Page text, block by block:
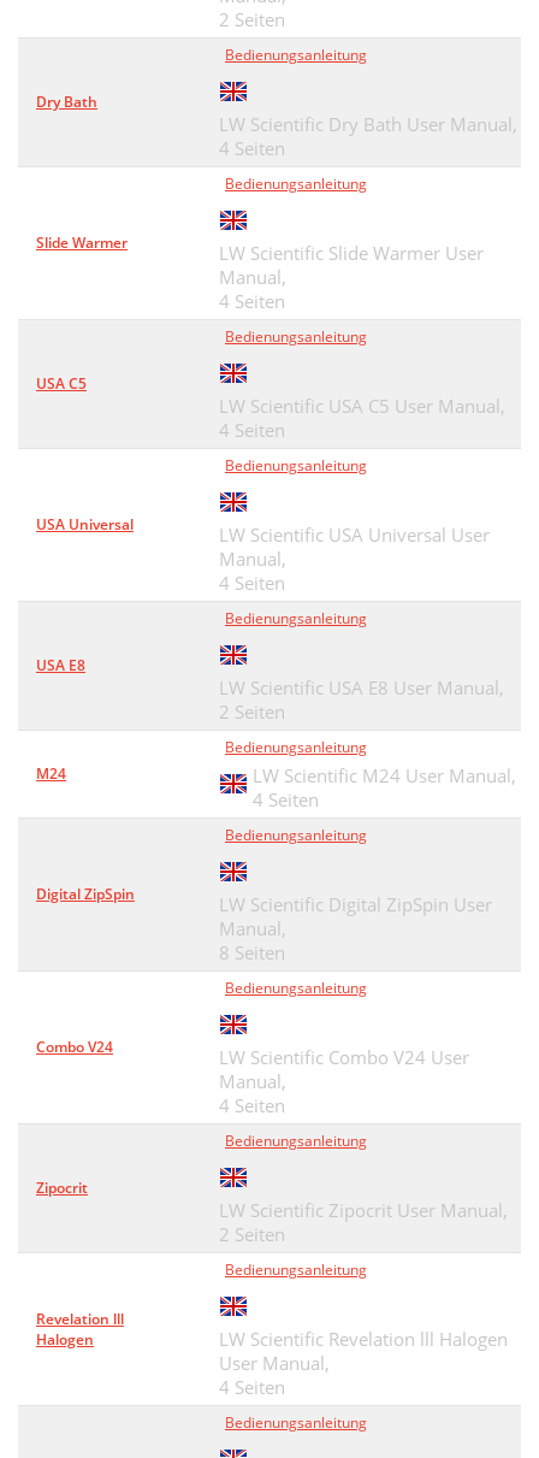
2 Seiten
Dry Bath
Bedienungsanleitung
LW Scientific Dry Bath User Manual,
4 Seiten
Slide Warmer
Bedienungsanleitung
LW Scientific Slide Warmer User
Manual,
4 Seiten
USA C5
Bedienungsanleitung
LW Scientific USA C5 User Manual,
4 Seiten
USA Universal
Bedienungsanleitung
LW Scientific USA Universal User
Manual,
4 Seiten
USA E8
Bedienungsanleitung
LW Scientific USA E8 User Manual,
2 Seiten
M24
Bedienungsanleitung
LW Scientific M24 User Manual,
4 Seiten
Digital ZipSpin
Bedienungsanleitung
LW Scientific Digital ZipSpin User
Manual,
8 Seiten
Combo V24
Bedienungsanleitung
LW Scientific Combo V24 User
Manual,
4 Seiten
Zipocrit
Bedienungsanleitung
LW Scientific Zipocrit User Manual,
2 Seiten
Revelation lll
Halogen
Bedienungsanleitung
LW Scientific Revelation lll Halogen
User Manual,
4 Seiten
Bedienungsanleitung